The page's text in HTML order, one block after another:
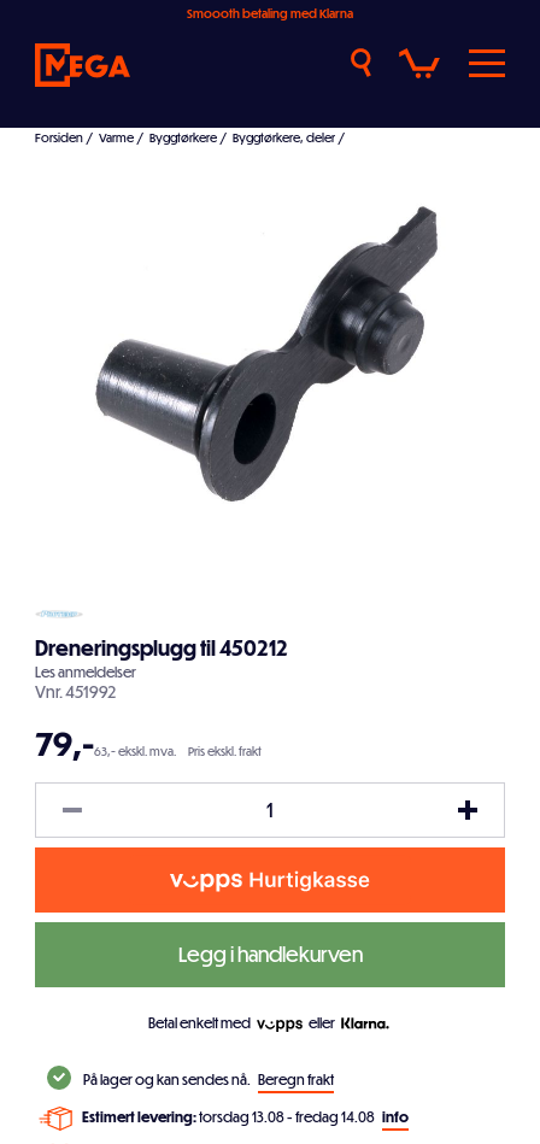
Smoooth betaling med Klarna
Forsiden / Varme / Byggtørkere / Byggtørkere, deler /
Dreneringsplugg til 450212
Lesanmeldelser
Vnr.451992
79,-63,- ekskl. mva. Pris ekskl. frakt
Legg i handlekurven
Betal enkelt med eller
På lager og kan sendes nå. Beregn frakt
Estimert levering:torsdag 13.08 - fredag 14.08 info